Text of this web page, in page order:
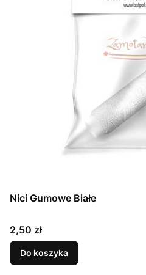
Nici Gumowe Białe
Cena
2,50 zł
Do koszyka